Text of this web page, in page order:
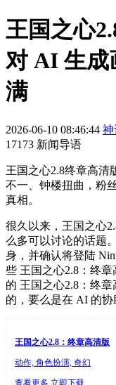
王国之心
对 AI 生成
满
2026-06-10 08:46:44 神
17173 新闻导语
王国之心2.8终章高清
不一、钟楼扭曲，粉
真相。
很久以来，王国之心
么多可以讨论的话题
身，并确认将登陆
些 王国之心2.8：终章
的 王国之心2.8：终
的，要么是在 AI 的协
王国之心2.8：终章高清版
动作, 角色扮演, 奇幻
查看更多 立即下载